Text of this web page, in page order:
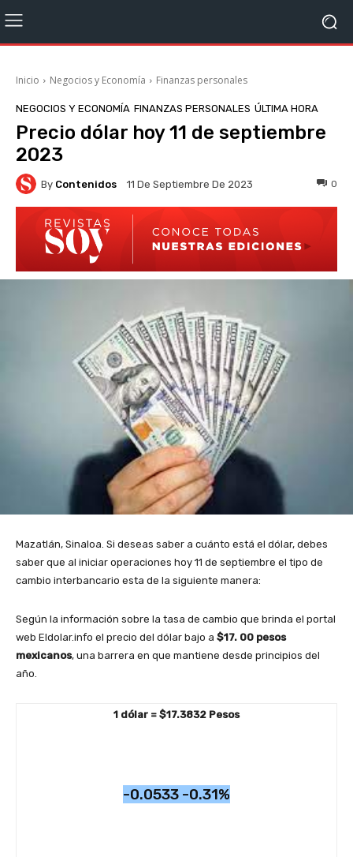
Inicio Negocios y Economía Finanzas personales
NEGOCIOS Y ECONOMÍA FINANZAS PERSONALES ÚLTIMA HORA
Precio dólar hoy 11 de septiembre
2023
By Contenidos 11 De Septiembre De 2023 0
Mazatlán, Sinaloa. Si deseas saber a cuánto está el dólar, debes
saber que al iniciar operaciones hoy 11 de septiembre el tipo de
cambio interbancario esta de la siguiente manera:
Según la información sobre la tasa de cambio que brinda el portal
web Eldolar.info el precio del dólar bajo a $17. 00 pesos
mexicanos, una barrera en que mantiene desde principios del
año.
1 dólar = $17.3832 Pesos
-0.0533 -0.31%